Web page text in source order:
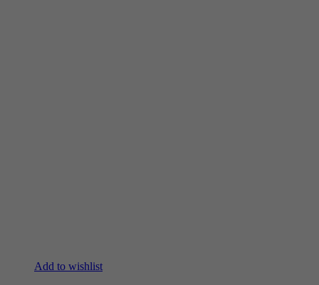
Add to wishlist